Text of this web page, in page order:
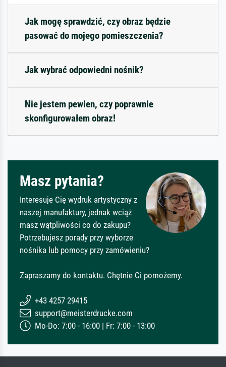
Jak mogę sprawdzić, czy obraz będzie
pasować do mojego pomieszczenia?
Jak wybrać odpowiedni nośnik?
Nie jestem pewien, czy poprawnie
skonfigurowałem obraz!
Masz pytania?
Interesuje Cię wydruk artystyczny z
naszej manufaktury, jednak wciąż
masz wątpliwości co do zakupu?
Potrzebujesz porady przy wyborze
nośnika lub pomocy przy zamówieniu?
Zapraszamy do kontaktu. Chętnie Ci pomożemy.
+43 4257 29415
support@meisterdrucke.com
Mo-Do: 7:00 - 16:00 | Fr: 7:00 - 13:00